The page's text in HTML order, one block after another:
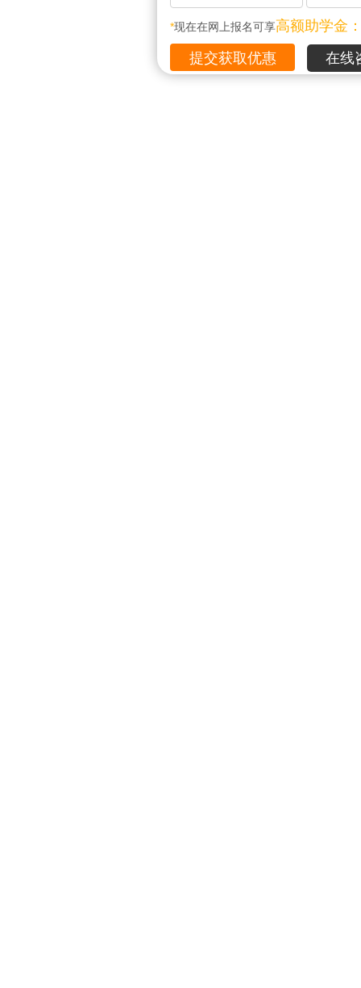
*现在在网上报名可享高额助学金
在线